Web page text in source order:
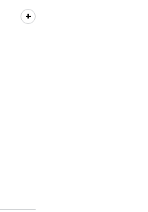
+